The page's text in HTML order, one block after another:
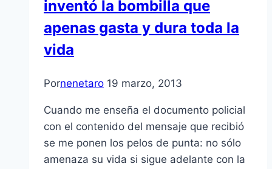
inventó la bombilla que
apenas gasta y dura toda la
vida
Pornenetaro 19 marzo, 2013
Cuando me enseña el documento policial
con el contenido del mensaje que recibió
se me ponen los pelos de punta: no sólo
amenaza su vida si sigue adelante con la